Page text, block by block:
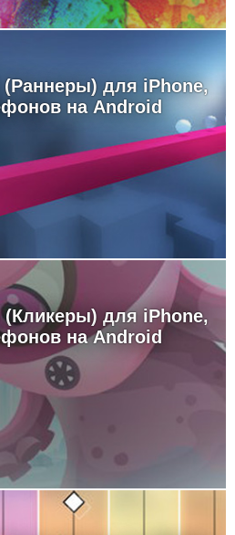
для iPhone,
на Android
для iPhone,
на Android